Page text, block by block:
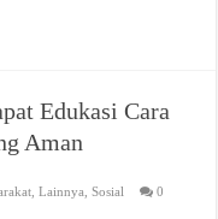
Edukasi Cara
Aman
,Lainnya ,Sosial 0